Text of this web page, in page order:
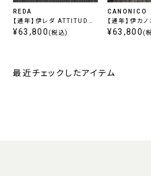
REDA
【通年】伊レダ ATTITUDE
20.5マイクロン グレーチェ
¥63,800 (税込)
CANONICO
【通年】伊カ
クロン
¥63,800 (
最近チェックしたアイテム